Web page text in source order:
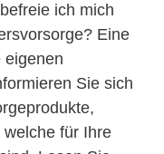
ich mich
Eine
eigenen
Sie sich
für Ihre